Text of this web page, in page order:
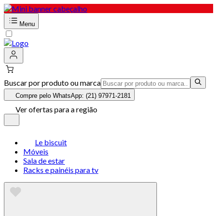
Menu
Buscar por produto ou marca
Compre pelo WhatsApp: (21) 97971-2181
Ver ofertas para a região
Le biscuit
Móveis
Sala de estar
Racks e painéis para tv